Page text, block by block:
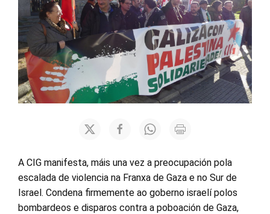
A CIG manifesta, máis una vez a preocupación pola
escalada de violencia na Franxa de Gaza e no Sur de
Israel. Condena firmemente ao goberno israelí polos
bombardeos e disparos contra a poboación de Gaza,